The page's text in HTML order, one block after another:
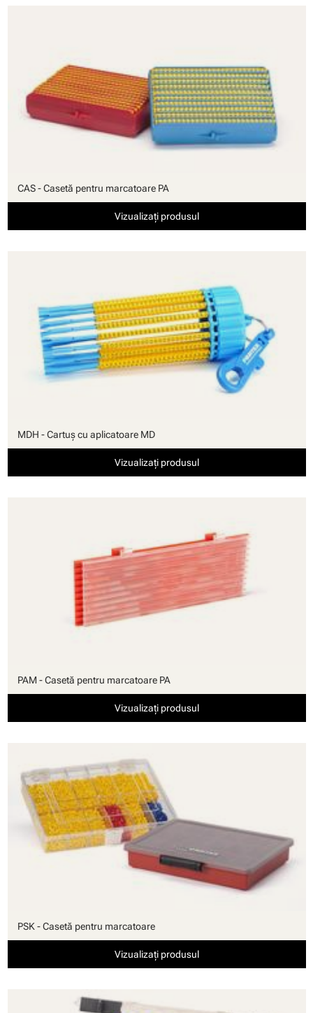
CAS - Casetă pentru marcatoare PA
Vizualizați produsul
MDH - Cartuş cu aplicatoare MD
Vizualizați produsul
PAM - Casetă pentru marcatoare PA
Vizualizați produsul
PSK - Casetă pentru marcatoare
Vizualizați produsul